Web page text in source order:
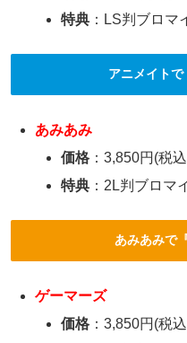
特典 ：LS判ブロマ
アニメイト
あみあみ
価格 ：3,850円(税
特典 ：2L判ブロマ
あみあみで
ゲーマーズ
価格 ：3,850円(税